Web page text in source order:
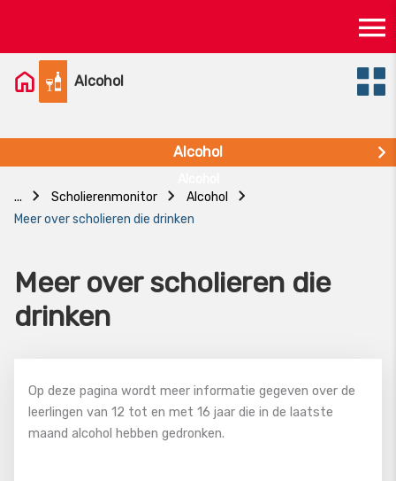
content
Alcohol
...
Scholierenmonitor
Alcohol
Meer over scholieren die drinken
Alcohol
Meer over scholieren die
drinken
Op deze pagina wordt meer informatie gegeven over de
leerlingen van 12 tot en met 16 jaar die in de laatste
maand alcohol hebben gedronken.